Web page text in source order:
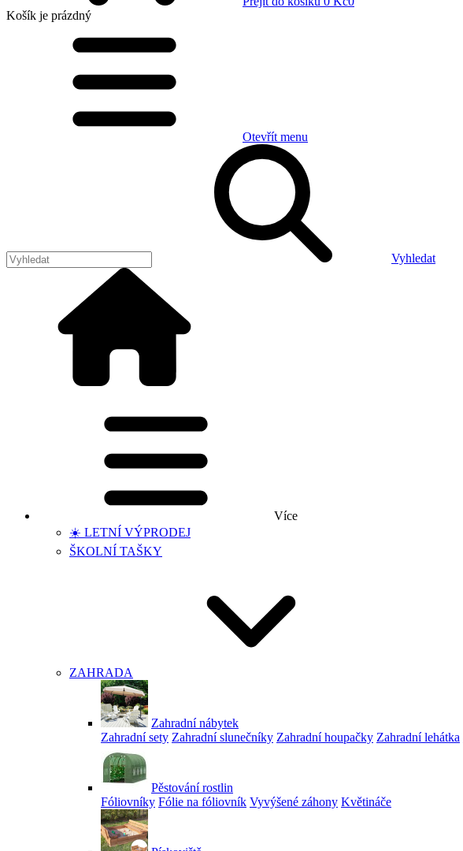
Košík je prázdný
Otevřít menu
Vyhledat
Více
☀️ LETNÍ VÝPRODEJ
ŠKOLNÍ TAŠKY
ZAHRADA
Zahradní nábytek
Zahradní sety Zahradní slunečníky Zahradní houpačky Zahradní lehátka
Pěstování rostlin
Fóliovníky Fólie na fóliovník Vyvýšené záhony Květináče